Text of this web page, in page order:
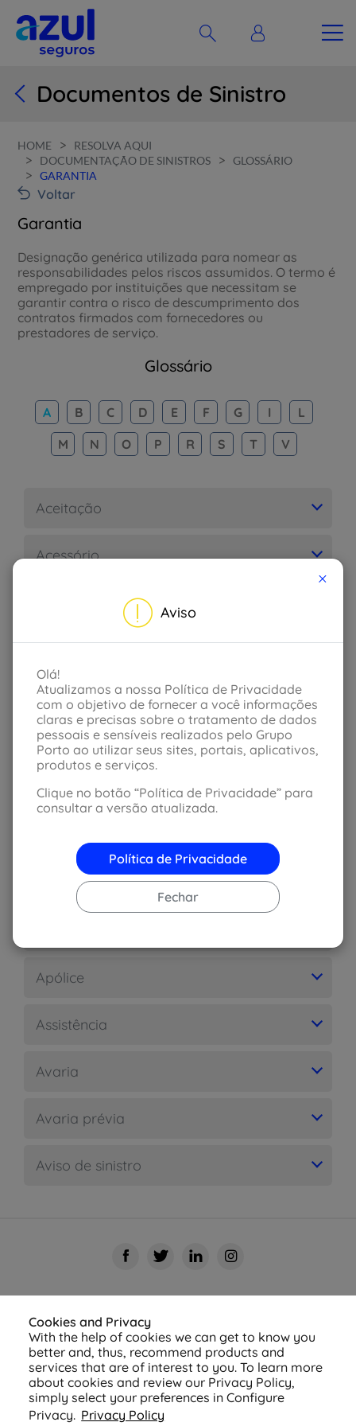
Cookies and Privacy
With the help of cookies we can get to know you
better and, thus, recommend products and
services that are of interest to you. To learn more
about cookies and review our Privacy Policy,
simply select your preferences in Configure
Privacy. Privacy Policy
Documentos de Sinistro
HOME > RESOLVA AQUI
> DOCUMENTAÇÃO DE SINISTROS > GLOSSÁRIO
> GARANTIA
Voltar
Garantia
Designação genérica utilizada para nomear as
responsabilidades pelos riscos assumidos. O termo é
empregado por instituições que necessitam se
garantir contra o risco de descumprimento dos
contratos firmados com fornecedores ou
prestadores de serviço.
Glossário
A B C D E F G I
L
M
N O P R S T V
Aceitação
Acessório
Acidente de trânsito
Acidente pessoal
Acidente pessoal de passageiros
Adesão
Agravação de risco
Apólice
Assistência
Avaria
Avaria prévia
Aviso de sinistro
© 2026 Azul Seguros - Todos os direitos reservados
Aviso
×
Olá!
Atualizamos a nossa Política de Privacidade
com o objetivo de fornecer a você informações
claras e precisas sobre o tratamento de dados
pessoais e sensíveis realizados pelo Grupo
Porto ao utilizar seus sites, portais, aplicativos,
produtos e serviços.
Clique no botão “Política de Privacidade” para
consultar a versão atualizada.
Política de Privacidade
Fechar